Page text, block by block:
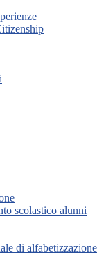
scolastico alunni
di alfabetizzazione